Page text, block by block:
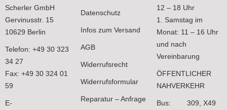
Scherler GmbH
Gervinusstr. 15
10629 Berlin
Telefon: +49 30 323
34 27
Fax: +49 30 324 01
59
E-
Datenschutz
Infos zum Versand
AGB
Widerrufsrecht
Widerrufsformular
Reparatur – Anfrage
12 – 18 Uhr
1. Samstag im
Monat: 11 – 16 Uhr
und nach
Vereinbarung
ÖFFENTLICHER
NAHVERKEHR
Bus: 309, X49